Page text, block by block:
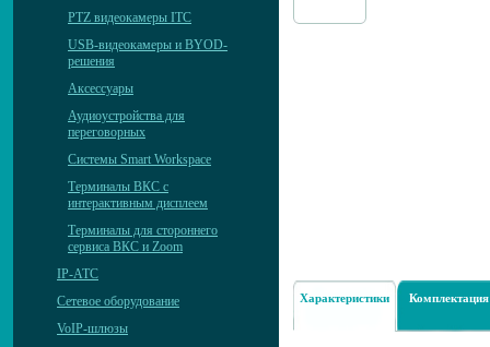
PTZ видеокамеры ITC
USB-видеокамеры и BYOD-
решения
Аксессуары
Аудиоустройства для
переговорных
Системы Smart Workspace
Терминалы ВКС с
интерактивным дисплеем
Терминалы для стороннего
сервиса ВКС и Zoom
IP-АТС
Сетевое оборудование
VoIP-шлюзы
Характеристики Комплектация